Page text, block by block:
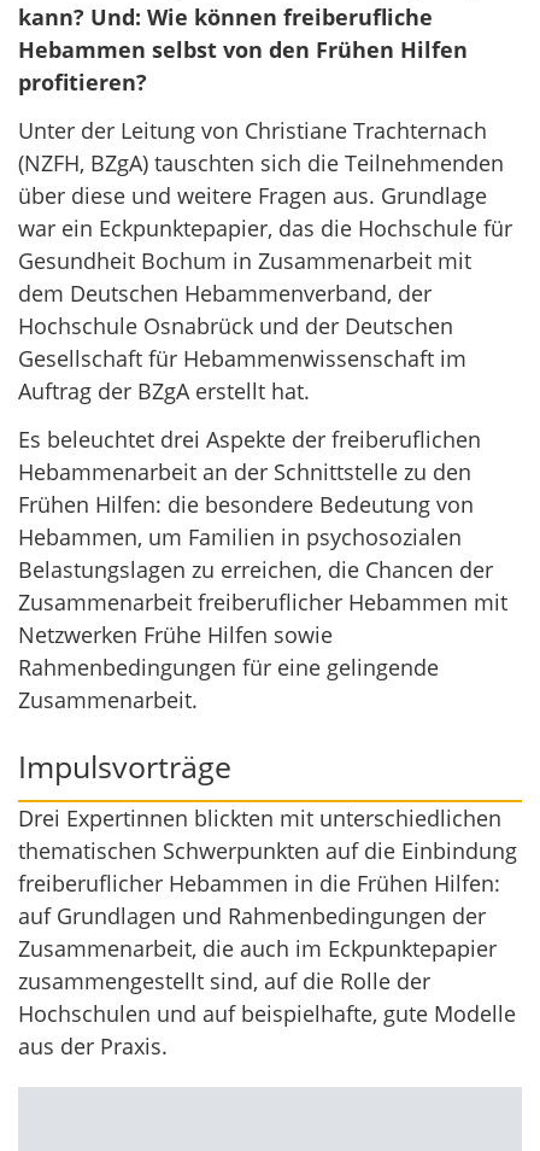
kann? Und: Wie können freiberufliche
Hebammen selbst von den Frühen Hilfen
profitieren?
Unter der Leitung von Christiane Trachternach
(NZFH, BZgA) tauschten sich die Teilnehmenden
über diese und weitere Fragen aus. Grundlage
war ein Eckpunktepapier, das die Hochschule für
Gesundheit Bochum in Zusammenarbeit mit
dem Deutschen Hebammenverband, der
Hochschule Osnabrück und der Deutschen
Gesellschaft für Hebammenwissenschaft im
Auftrag der BZgA erstellt hat.
Es beleuchtet drei Aspekte der freiberuflichen
Hebammenarbeit an der Schnittstelle zu den
Frühen Hilfen: die besondere Bedeutung von
Hebammen, um Familien in psychosozialen
Belastungslagen zu erreichen, die Chancen der
Zusammenarbeit freiberuflicher Hebammen mit
Netzwerken Frühe Hilfen sowie
Rahmenbedingungen für eine gelingende
Zusammenarbeit.
Impulsvorträge
Drei Expertinnen blickten mit unterschiedlichen
thematischen Schwerpunkten auf die Einbindung
freiberuflicher Hebammen in die Frühen Hilfen:
auf Grundlagen und Rahmenbedingungen der
Zusammenarbeit, die auch im Eckpunktepapier
zusammengestellt sind, auf die Rolle der
Hochschulen und auf beispielhafte, gute Modelle
aus der Praxis.